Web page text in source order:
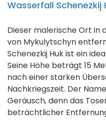
Wasserfall Schenezkij
Dieser malerische Ort in
von Mykulytschyn
Schenezkij Huk ist ein
Seine Höhe beträgt 15
nach einer starken
Nachkriegszeit. Der
Geräusch, denn das
beträchtlicher